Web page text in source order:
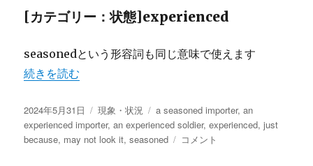
日
な
[カテゴリー：状態]experienced
seasonedという形容詞も同じ意味で使えます
“英語-経験豊富な” の
続きを読む
投
稿
日:
2024年5月31日
カ
テ
ゴ
現象・状況
タ
グ
a seasoned importer,an
experienced importer,an experienced soldier,experienced,just
because, may not look it,seasoned
英
コメント